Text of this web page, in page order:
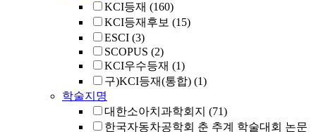
KCI등재 (160)
KCI등재후보 (15)
ESCI (3)
SCOPUS (2)
KCI우수등재 (1)
구)KCI등재(통합) (1)
학술지명
대한소아치과학회지 (71)
한국자동차공학회 춘 추계 학술대회 논문